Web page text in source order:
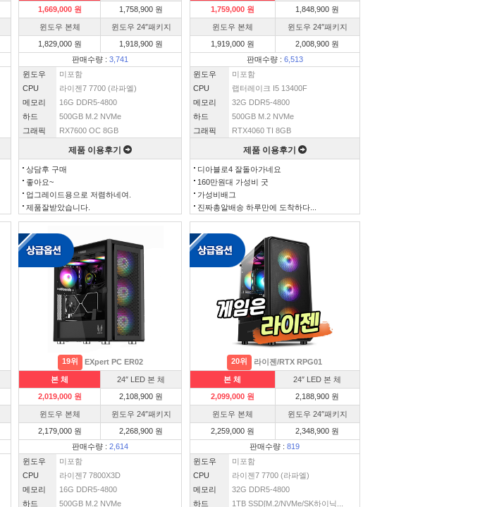
1,669,000 원
1,758,900 원
윈도우 본체
윈도우 24″패키지
1,829,000 원
1,918,900 원
판매수량 : 3,741
윈도우
미포함
CPU
라이젠7 7700 (라파엘)
메모리
16G DDR5-4800
하드
500GB M.2 NVMe
그래픽
RX7600 OC 8GB
제품 이용후기
상담후 구매
좋아요~
업그레이드용으로 저렴하네여.
제품잘받았습니다.
1,759,000 원
1,848,900 원
윈도우 본체
윈도우 24″패키지
1,919,000 원
2,008,900 원
판매수량 : 6,513
윈도우
미포함
CPU
랩터레이크 I5 13400F
메모리
32G DDR5-4800
하드
500GB M.2 NVMe
그래픽
RTX4060 TI 8GB
제품 이용후기
디아블로4 잘돌아가네요
160만원대 가성비 굿
가성비배그
진짜총알배송 하루만에 도착하다...
19위 EXpert PC ER02
본 체
24″ LED 본 체
2,019,000 원
2,108,900 원
윈도우 본체
윈도우 24″패키지
2,179,000 원
2,268,900 원
판매수량 : 2,614
윈도우
미포함
CPU
라이젠7 7800X3D
메모리
16G DDR5-4800
하드
500GB M.2 NVMe
20위 라이젠/RTX RPG01
본 체
24″ LED 본 체
2,099,000 원
2,188,900 원
윈도우 본체
윈도우 24″패키지
2,259,000 원
2,348,900 원
판매수량 : 819
윈도우
미포함
CPU
라이젠7 7700 (라파엘)
메모리
32G DDR5-4800
하드
1TB SSD[M.2/NVMe/SK하이닉...